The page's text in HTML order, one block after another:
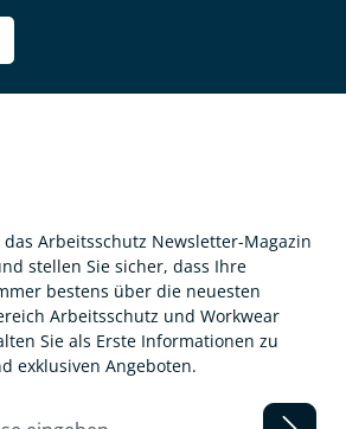
Arbeitsschutz Newsletter-Magazin
stellen Sie sicher, dass Ihre
bestens über die neuesten
Arbeitsschutz und Workwear
Sie als Erste Informationen zu
exklusiven Angeboten.